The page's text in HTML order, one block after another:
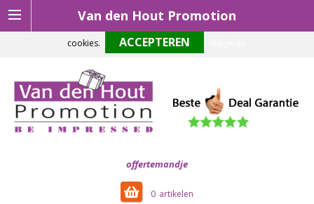
Van den Hout Promotion
offertemandje
0
Om onze website optimaal te laten functioneren maken wij gebruik van
cookies.